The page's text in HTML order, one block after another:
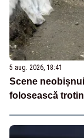
5 aug. 2026, 18:41
Scene
folosească